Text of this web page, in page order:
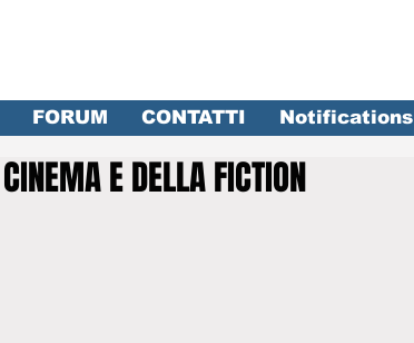
FORUM CONTATTI Notifications
E DELLA FICTION